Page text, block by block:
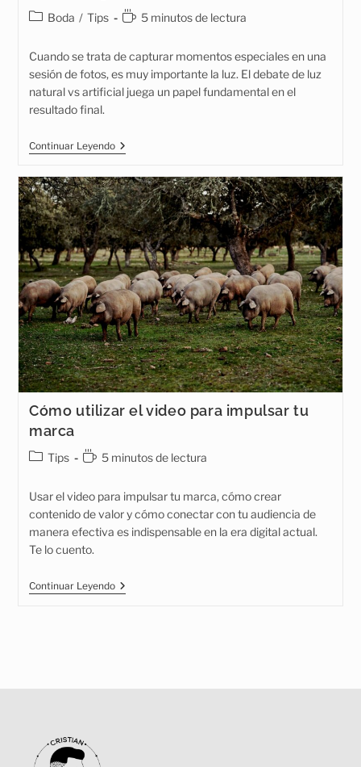
Categoría
la
entrada:
Boda / Tips
Tiempo
lectura:
5 minutos de lectura
Cuando se trata de capturar momentos especiales en una
sesión de fotos, es muy importante la luz. El debate de luz
natural vs artificial juega un papel fundamental en el
resultado final.
Continuar LeyendoLa
Luz,
Gran
Aliado
Cómo utilizar el video para impulsar tu
marca
Categoría
la
entrada:
Tips
Tiempo
lectura:
5 minutos de lectura
Usar el video para impulsar tu marca, cómo crear
contenido de valor y cómo conectar con tu audiencia de
manera efectiva es indispensable en la era digital actual.
Te lo cuento.
Continuar LeyendoCómo
Utilizar